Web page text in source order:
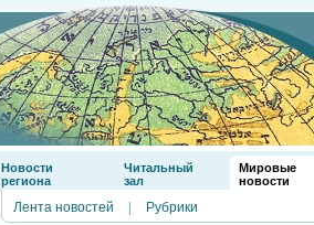
Новости
региона
Читальный
зал
Мировые
новости
Лента новостей Рубрики